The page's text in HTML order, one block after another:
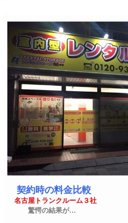
契約時の料金比較
名古屋トランクルーム３社
驚愕の結果が…